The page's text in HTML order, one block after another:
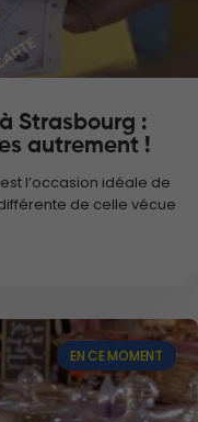
Strasbourg :
autrement !
l’occasion idéale de
de celle vécue
EN CE MOMENT